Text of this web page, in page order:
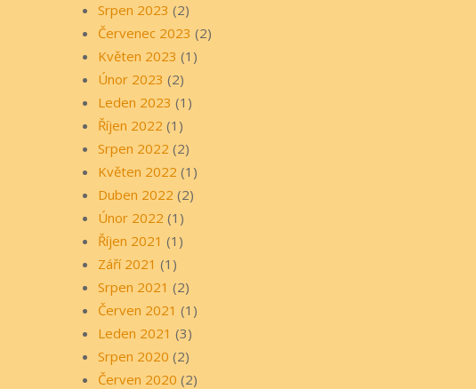
Srpen 2023 (2)
Červenec 2023 (2)
Květen 2023 (1)
Únor 2023 (2)
Leden 2023 (1)
Říjen 2022 (1)
Srpen 2022 (2)
Květen 2022 (1)
Duben 2022 (2)
Únor 2022 (1)
Říjen 2021 (1)
Září 2021 (1)
Srpen 2021 (2)
Červen 2021 (1)
Leden 2021 (3)
Srpen 2020 (2)
Červen 2020 (2)